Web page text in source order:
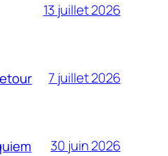
13 juillet 2026
7 juillet 2026
30 juin 2026